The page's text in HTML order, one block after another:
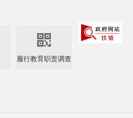

履行教育职责调查